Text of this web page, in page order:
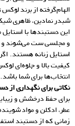
شبدر نمادین، ظاهری
این دستبندها با
و مجلسی ست می‌شوند و
استایل زنانه هستند.
کیفیت بالا و جلوه‌ای
انتخاب‌ها برای شما باشد.
نکاتی برای نگهداری از
برای حفظ درخشش و
عطر، ادکلن و مواد
زمانی که از دستبند